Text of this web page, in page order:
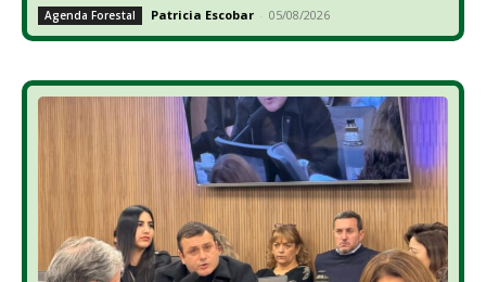
Agenda Forestal Patricia Escobar - 05/08/2026